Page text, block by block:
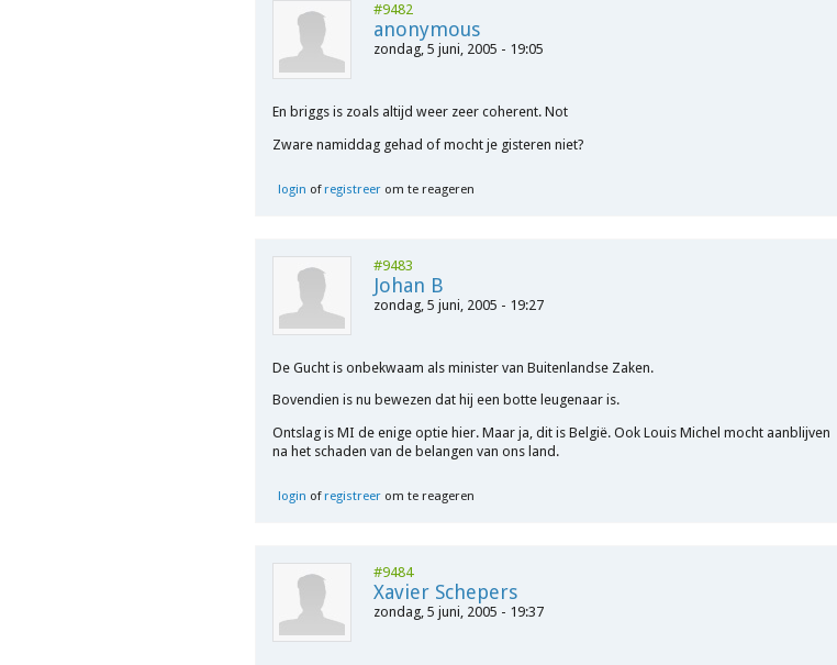
#9482
anonymous
zondag, 5 juni, 2005 - 19:05
En briggs is zoals altijd weer zeer coherent. Not
Zware namiddag gehad of mocht je gisteren niet?
login ofregistreer om te reageren
#9483
Johan B
zondag, 5 juni, 2005 - 19:27
De Gucht is onbekwaam als minister van Buitenlandse Zaken.
Bovendien is nu bewezen dat hij een botte leugenaar is.
Ontslag is MI de enige optie hier. Maar ja, dit is België. Ook Louis Michel mocht aanblijven
na het schaden van de belangen van ons land.
login ofregistreer om te reageren
#9484
Xavier Schepers
zondag, 5 juni, 2005 - 19:37